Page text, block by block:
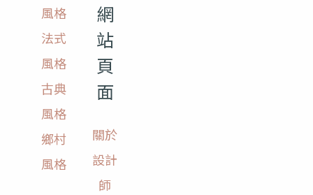
風格
法式
風格
古典
風格
鄉村
風格
網
站
頁
面
關於
設計
師